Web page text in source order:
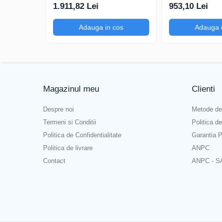
250Msps; 12kpts compatibil
cu Decodificare serială
1.911,82 Lei
Adauga in cos
200mV-1kV,
953,10 Lei
Adauga
Magazinul meu
Despre noi
Termeni si Conditii
Politica de Confidentialitate
Politica de livrare
Contact
Clienti
Metode
Politica
Garantia
ANPC
ANPC -